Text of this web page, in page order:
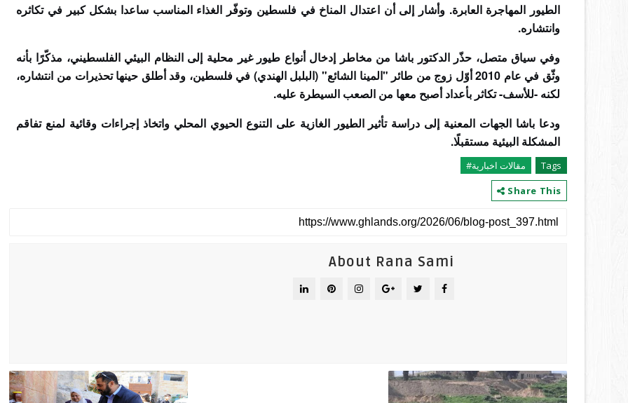
الطيور المهاجرة العابرة. وأشار إلى أن اعتدال المناخ في فلسطين وتوفّر الغذاء المناسب ساعدا بشكل كبير في تكاثره
وانتشاره.
وفي سياق متصل، حذّر الدكتور باشا من مخاطر إدخال أنواع طيور غير محلية إلى النظام البيئي الفلسطيني، مذكّرًا بأنه
وثّق في عام 2010 أوّل زوج من طائر "المينا الشائع" (البلبل الهندي) في فلسطين، وقد أطلق حينها تحذيرات من انتشاره،
لكنه -للأسف- تكاثر بأعداد أصبح معها من الصعب السيطرة عليه.
ودعا باشا الجهات المعنية إلى دراسة تأثير الطيور الغازية على التنوع الحيوي المحلي واتخاذ إجراءات وقائية لمنع تفاقم
المشكلة البيئية مستقبلًا.
Tags
مقالات اخبارية#
Share This
About Rana Sami